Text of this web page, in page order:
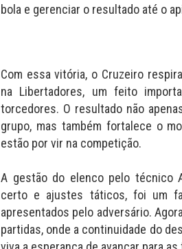
bola e gerenciar o resultado até o
Com essa vitória, o Cruzeiro
na Libertadores, um feito
torcedores. O resultado não
grupo, mas também fortalece o
estão por vir na competição.
A gestão do elenco pelo técnico
certo e ajustes táticos, foi um
apresentados pelo adversário.
partidas, onde a continuidade do